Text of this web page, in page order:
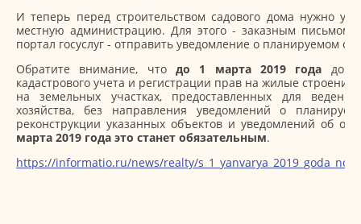
И теперь перед строительством садового дома нужно
местную администрацию. Для этого - заказным
портал госуслуг - отправить уведомление о планируемом
Обратите внимание, что до 1 марта 2019 года
кадастрового учета и регистрации прав на жилые
на земельных участках, предоставленных для ведения
хозяйства, без направления уведомлений о
реконструкции указанных объектов и уведомлений об
марта 2019 года это станет обязательным.
https://informatio.ru/news/realty/